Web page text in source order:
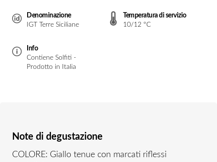
Denominazione
IGT Terre Siciliane
Temperatura di servizio
10/12 °C
Info
Contiene Solfiti -
Prodotto in Italia
Note di degustazione
COLORE: Giallo tenue con marcati riflessi